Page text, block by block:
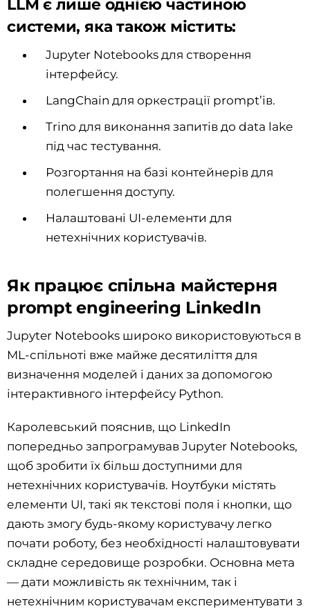
LLM є лише однією частиною
системи, яка також містить:
Jupyter Notebooks для створення
інтерфейсу.
LangChain для оркестрації prompt’ів.
Trino для виконання запитів до data lake
під час тестування.
Розгортання на базі контейнерів для
полегшення доступу.
Налаштовані UI-елементи для
нетехнічних користувачів.
Як працює спільна майстерня
prompt engineering LinkedIn
Jupyter Notebooks широко використовуються в
ML-спільноті вже майже десятиліття для
визначення моделей і даних за допомогою
інтерактивного інтерфейсу Python.
Каролевський пояснив, що LinkedIn
попередньо запрограмував Jupyter Notebooks,
щоб зробити їх більш доступними для
нетехнічних користувачів. Ноутбуки містять
елементи UI, такі як текстові поля і кнопки, що
дають змогу будь-якому користувачу легко
почати роботу, без необхідності налаштовувати
складне середовище розробки. Основна мета
— дати можливість як технічним, так і
нетехнічним користувачам експериментувати з